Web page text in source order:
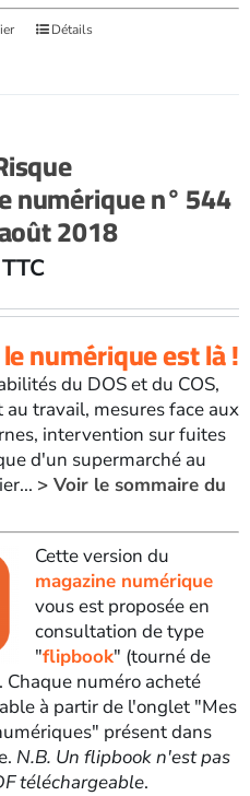
Détails
numérique n° 544
2018
TTC
numérique est là !
du DOS et du COS,
au travail, mesures face aux
intervention sur fuites
d'un supermarché au
> Voir le sommaire du
Cette version du
magazine numérique
vous est proposée en
consultation de type
"flipbook" (tourné de
Chaque numéro acheté
à partir de l'onglet "Mes
présent dans
N.B. Un flipbook n'est pas
téléchargeable.